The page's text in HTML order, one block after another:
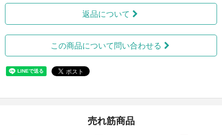
返品について
この商品について問い合わせる
売れ筋商品